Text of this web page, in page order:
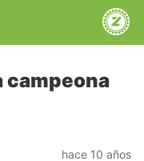
campeona
hace 10 años